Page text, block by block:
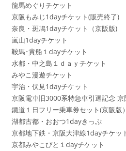
龍馬めぐりチケット
京阪もみじ1dayチケット(販売終了)
奈良・斑鳩1dayチケット（京阪版)
嵐山1dayチケット
鞍馬･貴船１dayチケット
水都・中之島１ｄａｙチケット
みやこ漫遊チケット
宇治・伏見1dayチケット
京阪電車旧3000系特急車引退記念
鐵道１日フリー乗車券セット(京阪版
湖都古都・おおつ1dayきっぷ
京都地下鉄・京阪大津線1dayチケッ
京都みやこびと１dayチケット